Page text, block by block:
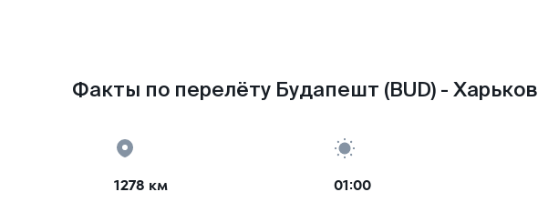
Факты по перелёту Будапешт (BUD) - Харьков
1278 км 01:00